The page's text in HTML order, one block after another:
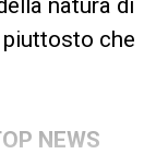
che
NEWS